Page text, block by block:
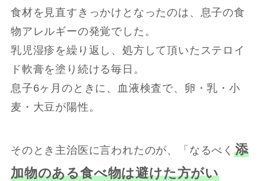
食材を見直すきっかけとなったのは、息子の食
物アレルギーの発覚でした。
乳児湿疹を繰り返し、処方して頂いたステロイ
ド軟膏を塗り続ける毎日。
息子6ヶ月のときに、血液検査で、卵・乳・小
麦・大豆が陽性。
そのとき主治医に言われたのが、「なるべく添
加物のある食べ物は避けた方がい